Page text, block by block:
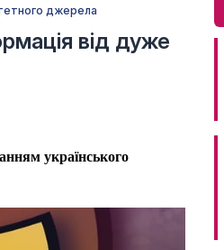
джерела
від дуже
українського